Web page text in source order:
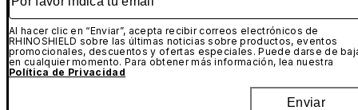
Al hacer clic en “Enviar”, acepta recibir correos electrónicos de
RHINOSHIELD sobre las últimas noticias sobre productos, eventos
promocionales, descuentos y ofertas especiales. Puede darse de
en cualquier momento. Para obtener más información, lea nuestra
Política de Privacidad
Enviar